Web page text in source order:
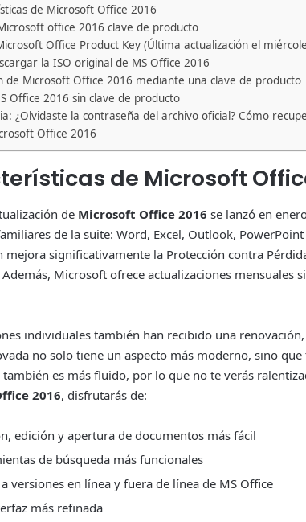
de Microsoft Office 2016
office 2016 clave de producto
Office Product Key (Última actualización el
la ISO original de MS Office 2016
de Microsoft Office 2016 mediante una clave de producto
Office 2016 sin clave de producto
¿Olvidaste la contraseña del archivo oficial? Cómo
Office 2016
de Microsoft
de Microsoft Office 2016 se lanzó en
de la suite: Word, Excel, Outlook,
mejora significativamente la Protección contra
Microsoft ofrece actualizaciones mensuales
individuales también han recibido una
no solo tiene un aspecto más moderno, sino
es más fluido, por lo que no te verás
2016, disfrutarás de:
edición y apertura de documentos más fácil
de búsqueda más funcionales
versiones en línea y fuera de línea de MS Office
más refinada